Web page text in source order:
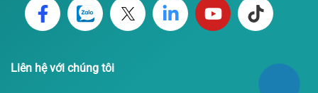
Liên hệ với chúng tôi